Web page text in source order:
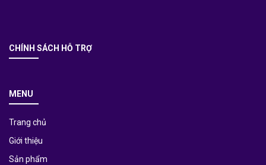
CHÍNH SÁCH HỖ TRỢ
MENU
Trang chủ
Giới thiệu
Sản phẩm